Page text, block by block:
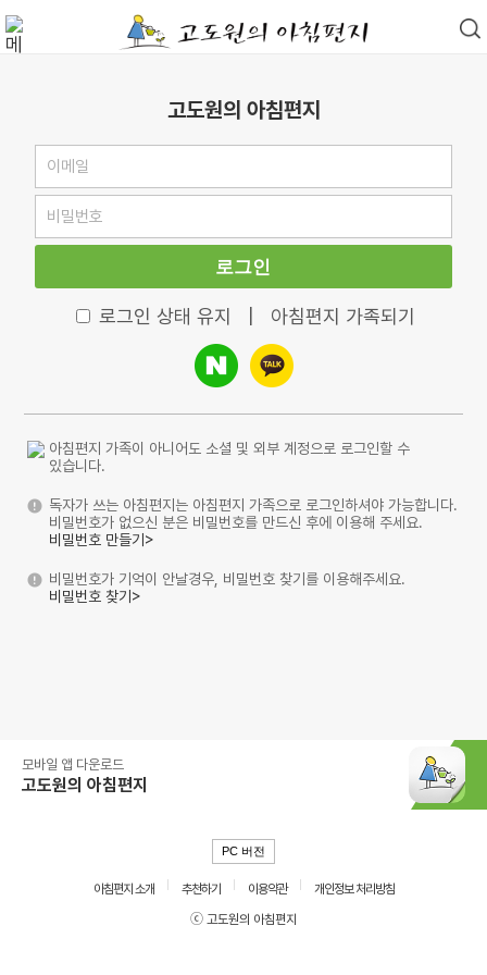
고도원의 아침편지
로그인
로그인 상태 유지 아침편지 가족되기
아침편지 가족이 아니어도 소셜 및 외부 계정으로 로그인할 수
있습니다.
독자가 쓰는 아침편지는 아침편지 가족으로 로그인하셔야 가능합니다.
비밀번호가 없으신 분은 비밀번호를 만드신 후에 이용해 주세요.
비밀번호 만들기>
비밀번호가 기억이 안날경우, 비밀번호 찾기를 이용해주세요.
비밀번호 찾기>
모바일 앱 다운로드
고도원의 아침편지
PC 버전
아침편지 소개 추천하기 이용약관
개인정보 처리방침
ⓒ 고도원의 아침편지